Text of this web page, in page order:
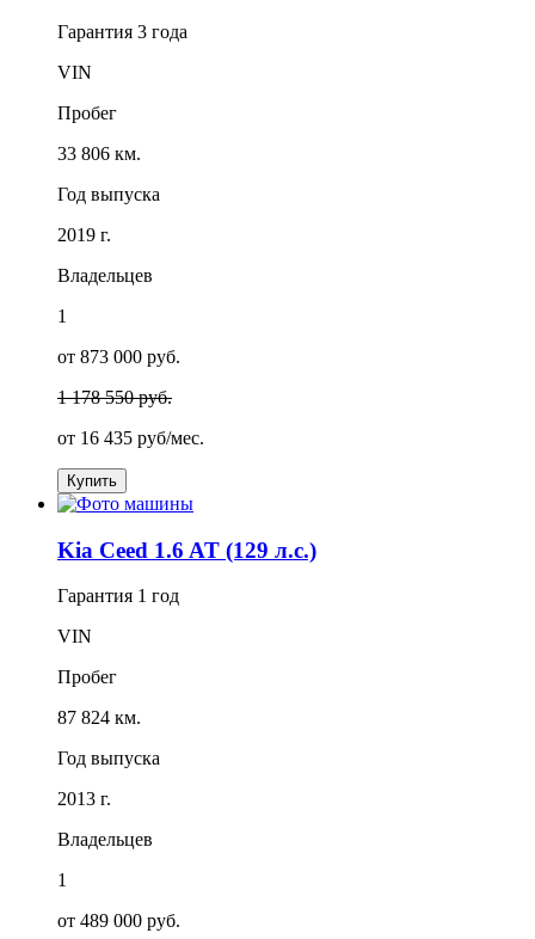
Гарантия 3 года
VIN
Пробег
33 806 км.
Год выпуска
2019 г.
Владельцев
1
от 873 000 руб.
1 178 550 руб.
от 16 435 руб/мес.
Купить
Kia Ceed 1.6 AT (129 л.с.)
Гарантия 1 год
VIN
Пробег
87 824 км.
Год выпуска
2013 г.
Владельцев
1
от 489 000 руб.